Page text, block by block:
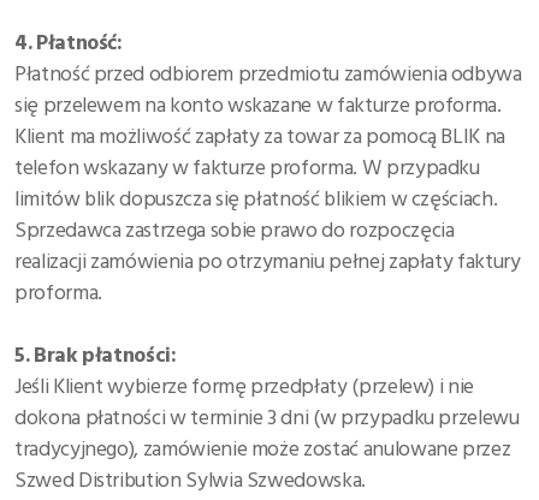
4. Płatność:
Płatność przed odbiorem przedmiotu zamówienia odbywa
się przelewem na konto wskazane w fakturze proforma.
Klient ma możliwość zapłaty za towar za pomocą BLIK na
telefon wskazany w fakturze proforma. W przypadku
limitów blik dopuszcza się płatność blikiem w częściach.
Sprzedawca zastrzega sobie prawo do rozpoczęcia
realizacji zamówienia po otrzymaniu pełnej zapłaty faktury
proforma.
5. Brak płatności:
Jeśli Klient wybierze formę przedpłaty (przelew) i nie
dokona płatności w terminie 3 dni (w przypadku przelewu
tradycyjnego), zamówienie może zostać anulowane przez
Szwed Distribution Sylwia Szwedowska.